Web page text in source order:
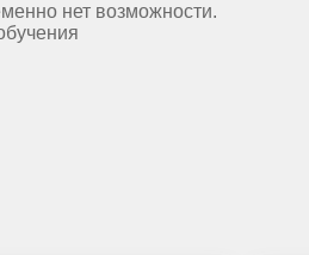
нет возможности.